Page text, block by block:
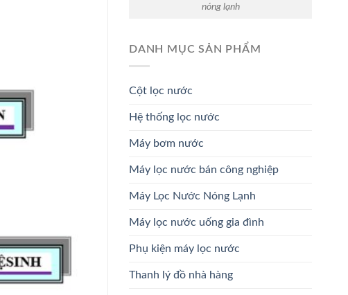
nóng lạnh
DANH MỤC SẢN PHẨM
Cột lọc nước
Hệ thống lọc nước
Máy bơm nước
Máy lọc nước bán công nghiệp
Máy Lọc Nước Nóng Lạnh
Máy lọc nước uống gia đình
Phụ kiện máy lọc nước
Thanh lý đồ nhà hàng